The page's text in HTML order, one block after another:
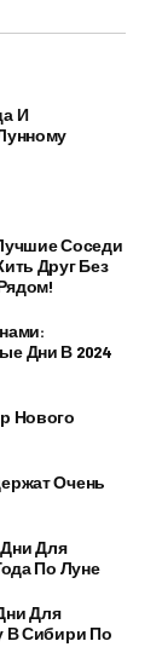
И
Соседи
Друг Без
Дни В 2024
Нового
Очень
Для
По Луне
Для
В Сибири По